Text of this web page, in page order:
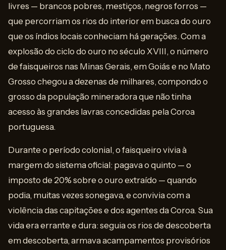
livres — brancos pobres, mestiços, negros forros —
que percorriam os rios do interior em busca do ouro
que os índios locais conheciam há gerações. Com a
explosão do ciclo do ouro no século XVIII, o número
de faisqueiros nas Minas Gerais, em Goiás e no Mato
Grosso chegou a dezenas de milhares, compondo o
grosso da população mineradora que não tinha
acesso às grandes lavras concedidas pela Coroa
portuguesa.
Durante o período colonial, o faisqueiro vivia à
margem do sistema oficial: pagava o quinto — o
imposto de 20% sobre o ouro extraído — quando
podia, muitas vezes sonegava, e convivia com a
violência das capitações e dos agentes da Coroa. Sua
vida era errante e dura: seguia os rios de descoberta
em descoberta, armava acampamentos provisórios